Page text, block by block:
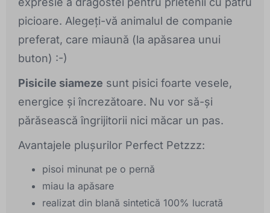
picioare. Alegeți-vă animalul de companie
preferat, care miaună (la apăsarea unui
buton) :-)
Pisicile siameze sunt pisici foarte vesele,
energice și încrezătoare. Nu vor să-și
părăsească îngrijitorii nici măcar un pas.
Avantajele plușurilor Perfect Petzzz:
pisoi minunat pe o pernă
miau la apăsare
realizat din blană sintetică 100% lucrată